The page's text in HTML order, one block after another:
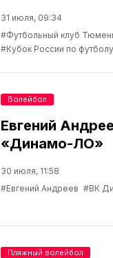
31 июля, 09:34
#Футбольный клуб
#Кубок России по футболу
Евгений
«Динамо-ЛО»
30 июля, 11:58
#Евгений Андреев #ВК
Волейбол
Пляжный волейбол